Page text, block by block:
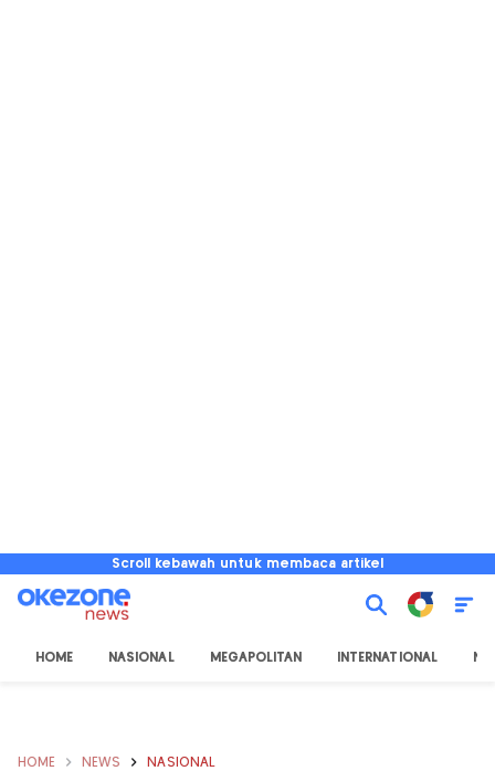
Scroll kebawah untuk membaca artikel
HOME NASIONAL MEGAPOLITAN INTERNATIONAL
HOME NEWS NASIONAL